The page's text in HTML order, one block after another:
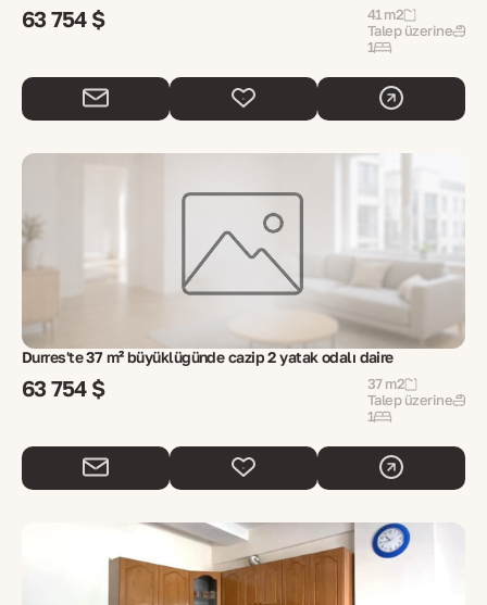
63 754 $
41 m2
Talep üzerine
1
Durres'te 37 m² büyüklüğünde cazip 2 yatak odalı daire
63 754 $
37 m2
Talep üzerine
1